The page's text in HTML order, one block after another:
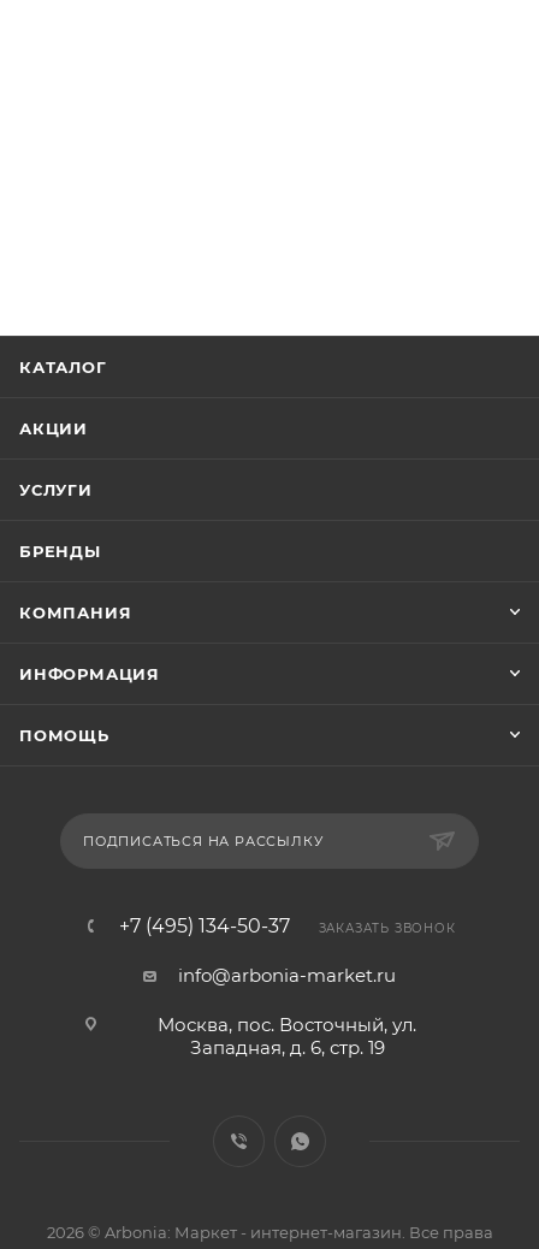
КАТАЛОГ
АКЦИИ
УСЛУГИ
БРЕНДЫ
КОМПАНИЯ
ИНФОРМАЦИЯ
ПОМОЩЬ
ПОДПИСАТЬСЯ НА РАССЫЛКУ
+7 (495) 134-50-37 ЗАКАЗАТЬ ЗВОНОК
info@arbonia-market.ru
Москва, пос. Восточный, ул.
Западная, д. 6, стр. 19
2026 © Arbonia: Маркет - интернет-магазин. Все права